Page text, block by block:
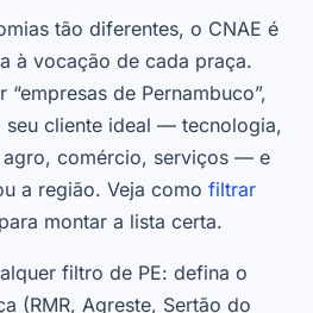
tão diferentes, o CNAE é
à vocação de cada praça.
de Pernambuco”,
seu cliente ideal — tecnologia,
comércio, serviços — e
a região. Veja como filtrar
para montar a lista certa.
filtro de PE: defina o
(RMR, Agreste, Sertão do